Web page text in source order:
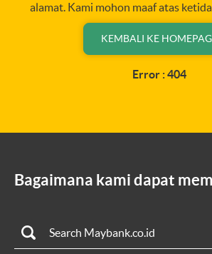
alamat. Kami mohon maaf atas
KEMBALI KE
Error : 404
Bagaimana kami dapat